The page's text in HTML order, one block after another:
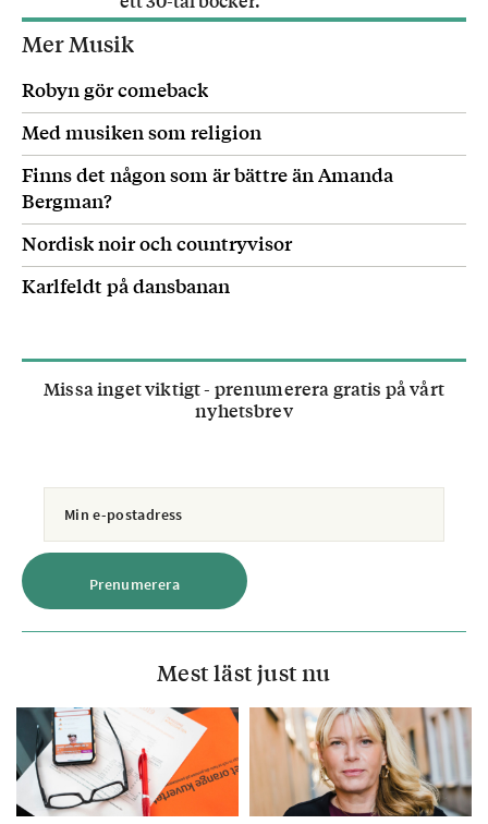
Mer Musik
Robyn gör comeback
Med musiken som religion
Finns det någon som är bättre än Amanda
Bergman?
Nordisk noir och countryvisor
Karlfeldt på dansbanan
Missa inget viktigt - prenumerera gratis på vårt
nyhetsbrev
Mest läst just nu